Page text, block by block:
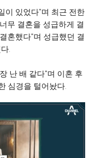
이 있었다"며 최근 전한
무 결혼을 성급하게 결
혼했다"며 성급했던 결
.
난 배 같다"며 이혼 후
심경을 털어놨다.